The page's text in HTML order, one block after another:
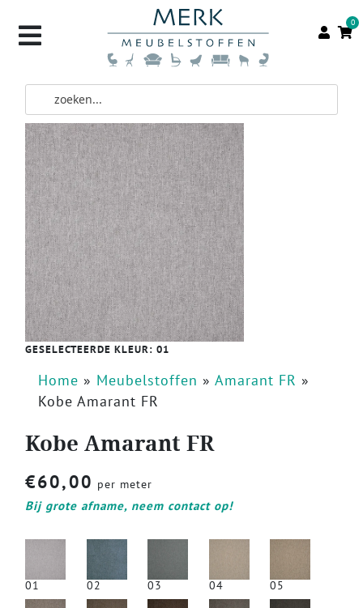
0
GESELECTEERDE KLEUR: 01
Home » Meubelstoffen » Amarant FR »
Kobe Amarant FR
Kobe Amarant FR
€60,00 per meter
Bij grote afname, neem contact op!
01 02 03 04 05